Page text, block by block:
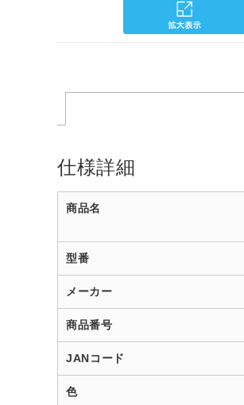
仕様詳細
商品名
型番
メーカー
商品番号
JANコード
色